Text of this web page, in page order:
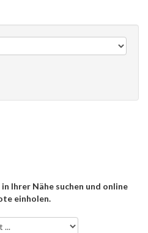
Ihrer Nähe suchen und online
einholen.